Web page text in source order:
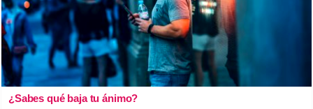
¿Sabes qué baja tu ánimo?